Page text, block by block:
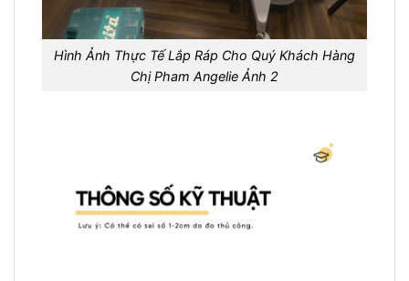
Hình Ảnh Thực Tế Lắp Ráp Cho Quý Khách Hàng
Chị Pham Angelie Ảnh 2